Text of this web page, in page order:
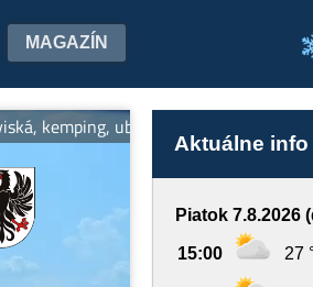
MAGAZÍN
ubytovanie. Tešíme sa na
Aktuálne info
Piatok 7.8.2026
15:00 27